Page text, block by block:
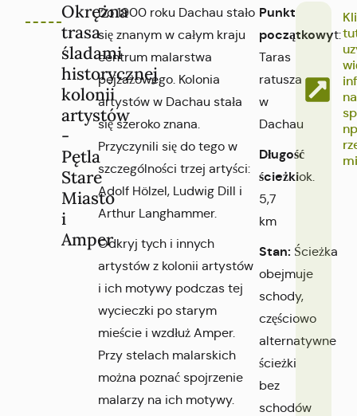
Okrężna
trasa
śladami
historycznej
kolonii
artystów
-
Pętla
Stare
Miasto
i
Amper
Do 1900 roku Dachau stało
się znanym w całym kraju
centrum malarstwa
pejzażowego. Kolonia
artystów w Dachau stała
się szeroko znana.
Przyczynili się do tego w
szczególności trzej artyści:
Adolf Hölzel, Ludwig Dill i
Arthur Langhammer.
Odkryj tych i innych
artystów z kolonii artystów
i ich motywy podczas tej
wycieczki po starym
mieście i wzdłuż Amper.
Przy stelach malarskich
można poznać spojrzenie
malarzy na ich motywy.
Punkt
początkowyt:
Taras
ratusza
w
Dachau
Długość
ścieżkiok.
5,7
km
Stan: Ścieżka
obejmuje
schody,
częściowo
alternatywne
ścieżki
bez
schodów